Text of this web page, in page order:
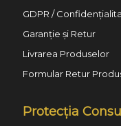
GDPR /
Garanție și Retur
Livrarea Produselor
Formular Retur
Protecția